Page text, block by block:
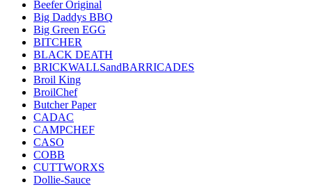
Beefer Original
Big Daddys BBQ
Big Green EGG
BITCHER
BLACK DEATH
BRICKWALLSandBARRICADES
Broil King
BroilChef
Butcher Paper
CADAC
CAMPCHEF
CASO
COBB
CUTTWORXS
Dollie-Sauce